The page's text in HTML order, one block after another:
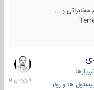
و ...
ها و رولورها
17
فروردین
1405